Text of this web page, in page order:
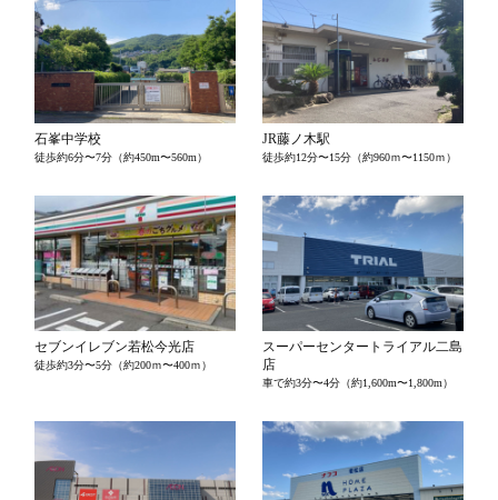
石峯中学校
徒歩約6分〜7分（約450m〜560m）
JR藤ノ木駅
徒歩約12分〜15分（約960ｍ〜1150ｍ）
セブンイレブン若松今光店
徒歩約3分〜5分（約200ｍ〜400ｍ）
スーパーセンタートライアル二島
店
車で約3分〜4分（約1,600m〜1,800m）